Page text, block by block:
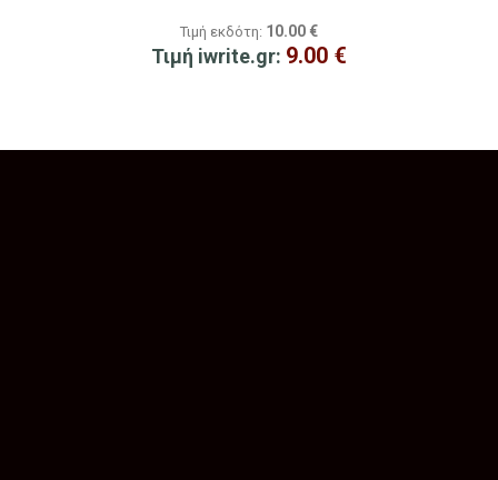
Τιμή εκδότη: 10.00 €
Τιμή iwrite.gr: 9.00 €